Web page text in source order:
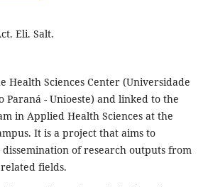
Eli. Salt.
Health Sciences Center (Universidade
Paraná - Unioeste) and linked to the
in Applied Health Sciences at the
It is a project that aims to
of research outputs from
fields.